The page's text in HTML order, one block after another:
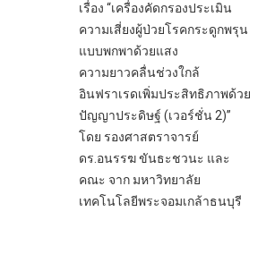
เรื่อง “เครื่องคัดกรองประเมิน
ความเสี่ยงผู้ป่วยโรคกระดูกพรุน
แบบพกพาด้วยแสง
ความยาวคลื่นช่วงใกล้
อินฟราเรดเพิ่มประสิทธิภาพด้วย
ปัญญาประดิษฐ์ (เวอร์ชั่น 2)”
โดย รองศาสตราจารย์
ดร.อนรรฆ ขันธะชวนะ และ
คณะ จาก มหาวิทยาลัย
เทคโนโลยีพระจอมเกล้าธนบุรี